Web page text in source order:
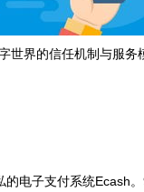
界的信任机制与服
电子支付系统Ecash